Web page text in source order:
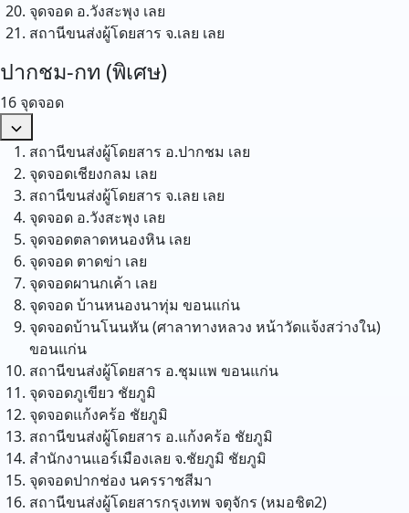
จุดจอด อ.วังสะพุง เลย
สถานีขนส่งผู้โดยสาร จ.เลย เลย
ปากชม-กท (พิเศษ)
16 จุดจอด
สถานีขนส่งผู้โดยสาร อ.ปากชม เลย
จุดจอดเชียงกลม เลย
สถานีขนส่งผู้โดยสาร จ.เลย เลย
จุดจอด อ.วังสะพุง เลย
จุดจอดตลาดหนองหิน เลย
จุดจอด ตาดข่า เลย
จุดจอดผานกเค้า เลย
จุดจอด บ้านหนองนาทุ่ม ขอนแก่น
จุดจอดบ้านโนนหัน (ศาลาทางหลวง หน้าวัดแจ้งสว่างใน)
ขอนแก่น
สถานีขนส่งผู้โดยสาร อ.ชุมแพ ขอนแก่น
จุดจอดภูเขียว ชัยภูมิ
จุดจอดแก้งคร้อ ชัยภูมิ
สถานีขนส่งผู้โดยสาร อ.แก้งคร้อ ชัยภูมิ
สำนักงานแอร์เมืองเลย จ.ชัยภูมิ ชัยภูมิ
จุดจอดปากช่อง นครราชสีมา
สถานีขนส่งผู้โดยสารกรุงเทพ จตุจักร (หมอชิต2)